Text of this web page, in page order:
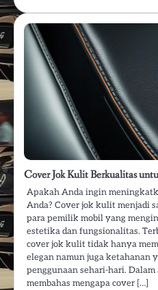
Cover Jok Kulit Berkualitas
Apakah Anda ingin
Anda? Cover jok kulit menjadi
para pemilik mobil yang
estetika dan fungsionalitas.
cover jok kulit tidak hanya
elegan namun juga ketahanan
penggunaan sehari-hari.
membahas mengapa cover […]